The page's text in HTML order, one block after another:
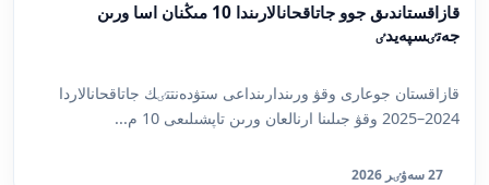
قازاقستاندىق جوو جاتاقحانالارىندا 10 مىڭنان اسا ورىن
جەتٸسپەيدٸ
قازاقستان جوعارى وقۋ ورىندارىنداعى ستۋدەنتتٸك جاتاقحانالاردا
2024–2025 وقۋ جىلىنا ارنالعان ورىن تاپشىلىعى 10 م...
27 سەۋٸر 2026